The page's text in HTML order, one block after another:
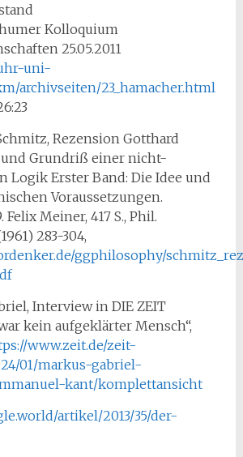
Kolloquium
25.05.2011
uni-
archivseiten/23_hamacher.html
Rezension Gotthard
und Grundriß einer nicht-
Logik Erster Band: Die Idee und
Voraussetzungen.
Felix Meiner, 417 S., Phil.
283-304,
ggphilosophy/
Interview in DIE ZEIT
kein aufgeklärter Mensch“,
www.zeit.de/zeit-
01/markus-gabriel-
kant/komplettansicht
artikel/2013/35/der-